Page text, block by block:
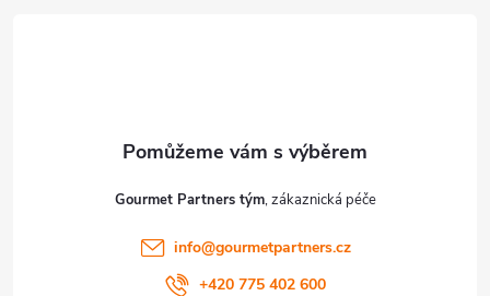
Gourmet Partners tým
info@gourmetpartners.cz
+420 775 402 600